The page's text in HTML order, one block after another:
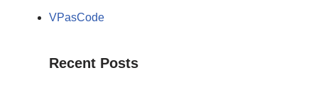
VPasCode
Recent Posts